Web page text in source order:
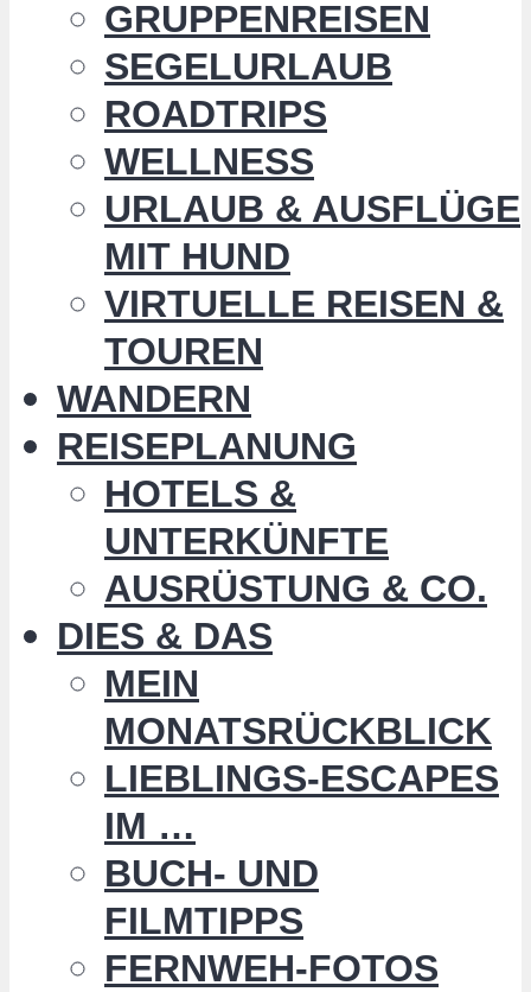
GRUPPENREISEN
SEGELURLAUB
ROADTRIPS
WELLNESS
URLAUB & AUSFLÜGE
MIT HUND
VIRTUELLE REISEN &
TOUREN
WANDERN
REISEPLANUNG
HOTELS &
UNTERKÜNFTE
AUSRÜSTUNG & CO.
DIES & DAS
MEIN
MONATSRÜCKBLICK
LIEBLINGS-ESCAPES
IM …
BUCH- UND
FILMTIPPS
FERNWEH-FOTOS